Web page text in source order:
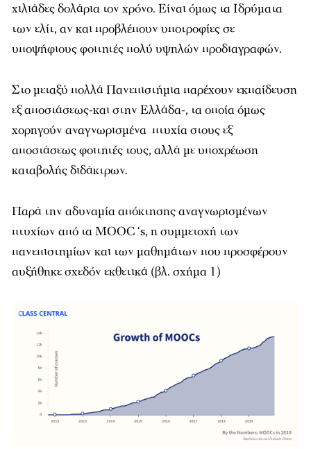
χιλιάδες δολάρια τον χρόνο. Είναι όμως τα Ιδρύματα
των ελίτ, αν και προβλέπουν υποτροφίες σε
υποψήφιους φοιτητές πολύ υψηλών προδιαγραφών.
Στο μεταξύ πολλά Πανεπιστήμια παρέχουν εκπαίδευση
εξ αποστάσεως-και στην Ελλάδα-, τα οποία όμως
χορηγούν αναγνωρισμένα πτυχία στους εξ
αποστάσεως φοιτητές τους, αλλά με υποχρέωση
καταβολής διδάκτρων.
Παρά την αδυναμία απόκτησης αναγνωρισμένων
πτυχίων από τα MOOC ‘s, η συμμετοχή των
πανεπιστημίων και των μαθημάτων που προσφέρουν
αυξήθηκε σχεδόν εκθετικά (βλ. σχήμα 1)